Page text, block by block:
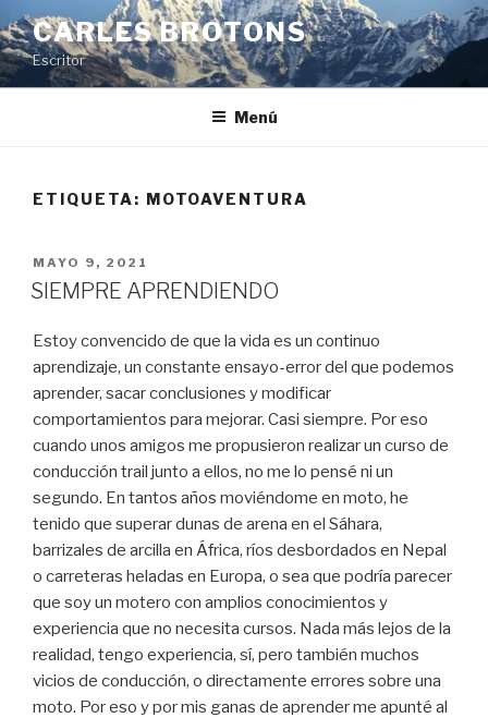
Saltar
al
contenido
CARLES BROTONS
Escritor
Menú
ETIQUETA: MOTOAVENTURA
PUBLICADO
EL
MAYO 9, 2021
SIEMPRE APRENDIENDO
Estoy convencido de que la vida es un continuo
aprendizaje, un constante ensayo-error del que podemos
aprender, sacar conclusiones y modificar
comportamientos para mejorar. Casi siempre. Por eso
cuando unos amigos me propusieron realizar un curso de
conducción trail junto a ellos, no me lo pensé ni un
segundo. En tantos años moviéndome en moto, he
tenido que superar dunas de arena en el Sáhara,
barrizales de arcilla en África, ríos desbordados en Nepal
o carreteras heladas en Europa, o sea que podría parecer
que soy un motero con amplios conocimientos y
experiencia que no necesita cursos. Nada más lejos de la
realidad, tengo experiencia, sí, pero también muchos
vicios de conducción, o directamente errores sobre una
moto. Por eso y por mis ganas de aprender me apunté al